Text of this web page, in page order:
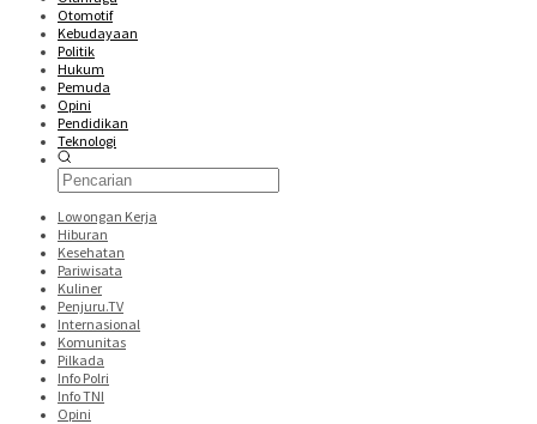
Otomotif
Kebudayaan
Politik
Hukum
Pemuda
Opini
Pendidikan
Teknologi
Lowongan Kerja
Hiburan
Kesehatan
Pariwisata
Kuliner
Penjuru.TV
Internasional
Komunitas
Pilkada
Info Polri
Info TNI
Opini